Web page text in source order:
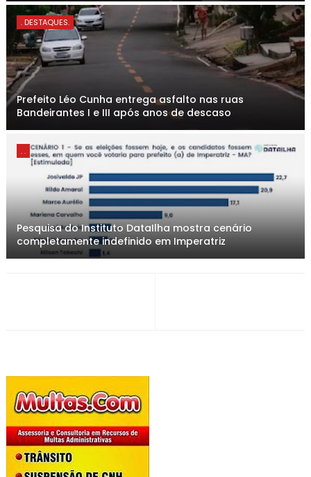
. DESTAQUES.
Prefeito Léo Cunha entrega asfalto nas ruas
Bandeirantes I e III após anos de descaso
. .
Pesquisa do Instituto DataIlha mostra cenário
completamente indefinido em Imperatriz